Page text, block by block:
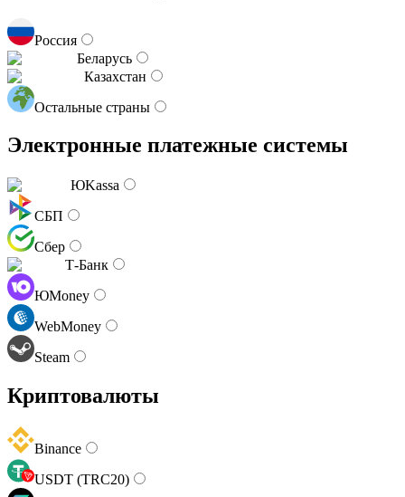
Россия
Беларусь
Казахстан
Остальные страны
Электронные платежные системы
ЮKassa
СБП
Сбер
Т-Банк
ЮMoney
WebMoney
Steam
Криптовалюты
Binance
USDT (TRC20)